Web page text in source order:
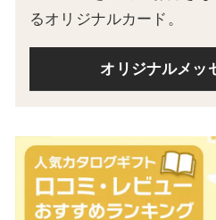
るオリジナルカード。
オリジナルメッ